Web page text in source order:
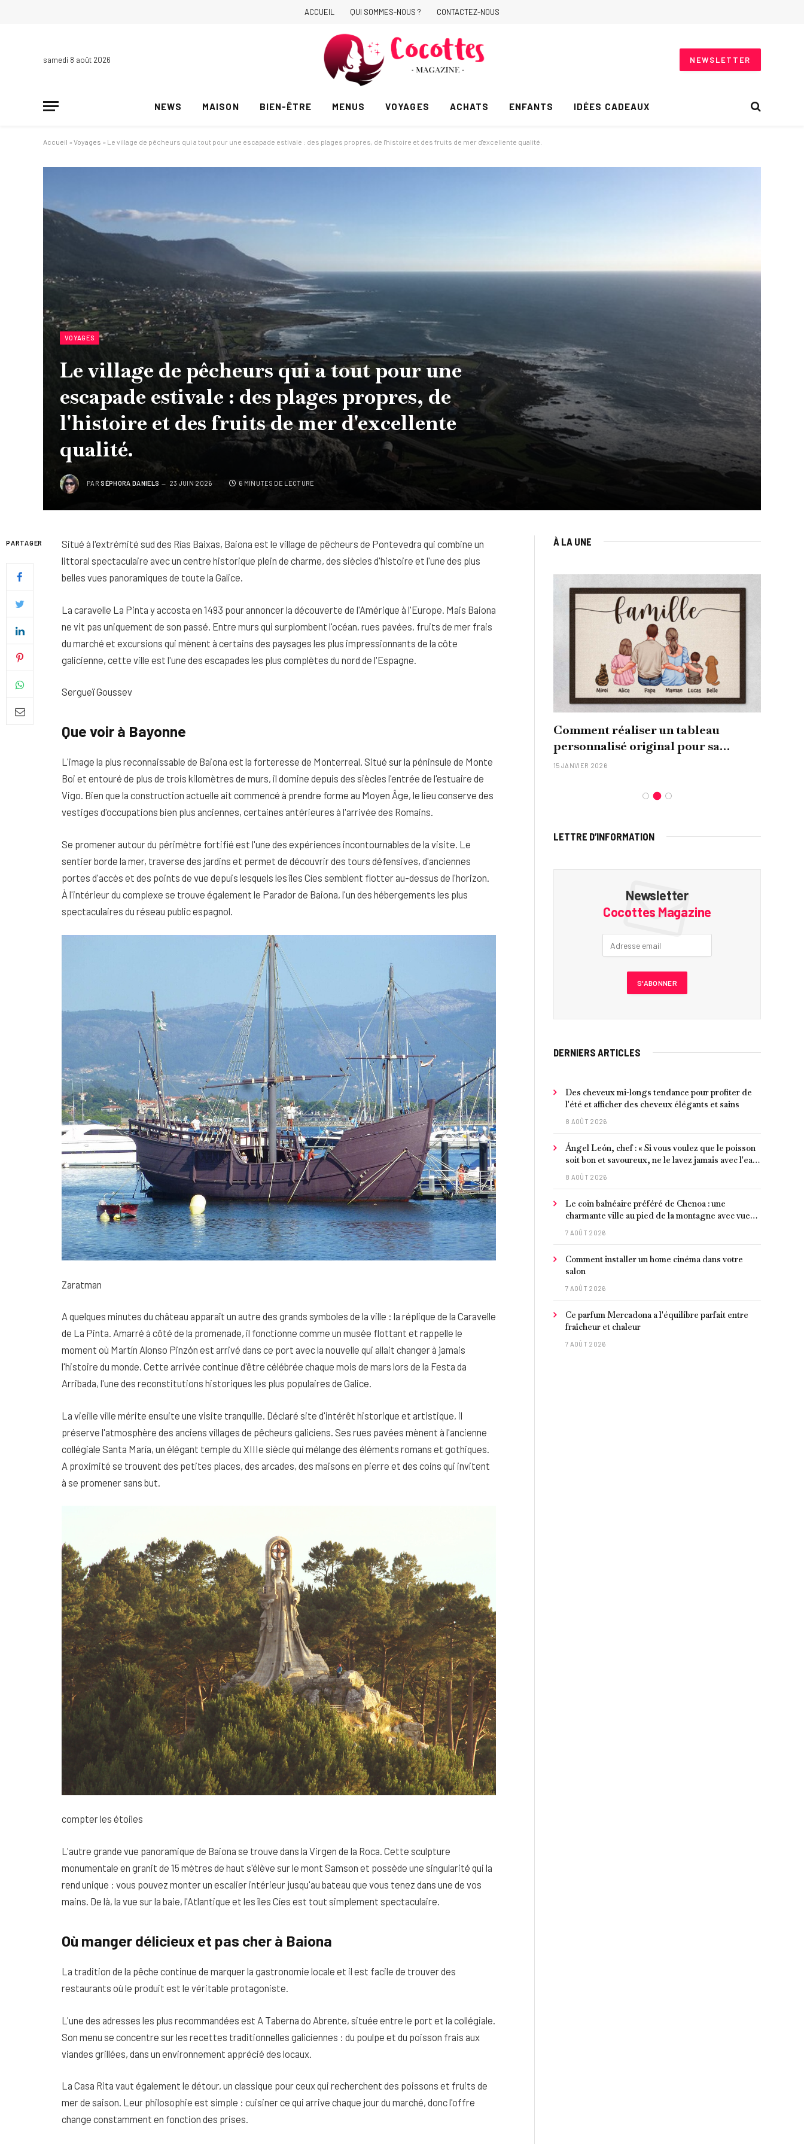
ACCUEIL QUI SOMMES-NOUS ? CONTACTEZ-NOUS
samedi 8 août 2026 NEWSLETTER
NEWS MAISON BIEN-ÊTRE MENUS VOYAGES ACHATS ENFANTS IDÉES CADEAUX
Accueil » Voyages » Le village de pêcheurs qui a tout pour une escapade estivale : des plages propres, de l'histoire et des fruits de mer d'excellente qualité.
VOYAGES
Le village de pêcheurs qui a tout pour une
escapade estivale : des plages propres, de
l'histoire et des fruits de mer d'excellente
qualité.
PAR SÉPHORA DANIELS 23 JUIN 2026 6 MINUTES DE LECTURE
PARTAGER
Situé à l'extrémité sud des Rías Baixas, Baiona est le village de pêcheurs de Pontevedra qui combine un
littoral spectaculaire avec un centre historique plein de charme, des siècles d'histoire et l'une des plus
belles vues panoramiques de toute la Galice.
La caravelle La Pinta y accosta en 1493 pour annoncer la découverte de l'Amérique à l'Europe. Mais Baiona
ne vit pas uniquement de son passé. Entre murs qui surplombent l'océan, rues pavées, fruits de mer frais
du marché et excursions qui mènent à certains des paysages les plus impressionnants de la côte
galicienne, cette ville est l'une des escapades les plus complètes du nord de l'Espagne.
Sergueï Goussev
Que voir à Bayonne
L'image la plus reconnaissable de Baiona est la forteresse de Monterreal. Situé sur la péninsule de Monte
Boi et entouré de plus de trois kilomètres de murs, il domine depuis des siècles l'entrée de l'estuaire de
Vigo. Bien que la construction actuelle ait commencé à prendre forme au Moyen Âge, le lieu conserve des
vestiges d'occupations bien plus anciennes, certaines antérieures à l'arrivée des Romains.
Se promener autour du périmètre fortifié est l'une des expériences incontournables de la visite. Le
sentier borde la mer, traverse des jardins et permet de découvrir des tours défensives, d'anciennes
portes d'accès et des points de vue depuis lesquels les îles Cíes semblent flotter au-dessus de l'horizon.
À l'intérieur du complexe se trouve également le Parador de Baiona, l'un des hébergements les plus
spectaculaires du réseau public espagnol.
Zaratman
A quelques minutes du château apparaît un autre des grands symboles de la ville : la réplique de la Caravelle
de La Pinta. Amarré à côté de la promenade, il fonctionne comme un musée flottant et rappelle le
moment où Martín Alonso Pinzón est arrivé dans ce port avec la nouvelle qui allait changer à jamais
l'histoire du monde. Cette arrivée continue d'être célébrée chaque mois de mars lors de la Festa da
Arribada, l'une des reconstitutions historiques les plus populaires de Galice.
La vieille ville mérite ensuite une visite tranquille. Déclaré site d'intérêt historique et artistique, il
préserve l'atmosphère des anciens villages de pêcheurs galiciens. Ses rues pavées mènent à l'ancienne
collégiale Santa María, un élégant temple du XIIIe siècle qui mélange des éléments romans et gothiques.
A proximité se trouvent des petites places, des arcades, des maisons en pierre et des coins qui invitent
à se promener sans but.
compter les étoiles
L'autre grande vue panoramique de Baiona se trouve dans la Virgen de la Roca. Cette sculpture
monumentale en granit de 15 mètres de haut s'élève sur le mont Samson et possède une singularité qui la
rend unique : vous pouvez monter un escalier intérieur jusqu'au bateau que vous tenez dans une de vos
mains. De là, la vue sur la baie, l'Atlantique et les îles Cíes est tout simplement spectaculaire.
Où manger délicieux et pas cher à Baiona
La tradition de la pêche continue de marquer la gastronomie locale et il est facile de trouver des
restaurants où le produit est le véritable protagoniste.
L'une des adresses les plus recommandées est A Taberna do Abrente, située entre le port et la collégiale.
Son menu se concentre sur les recettes traditionnelles galiciennes : du poulpe et du poisson frais aux
viandes grillées, dans un environnement apprécié des locaux.
La Casa Rita vaut également le détour, un classique pour ceux qui recherchent des poissons et fruits de
mer de saison. Leur philosophie est simple : cuisiner ce qui arrive chaque jour du marché, donc l'offre
change constamment en fonction des prises.
À LA UNE
Quel soin adopter pour une peau
26 NOVEMBRE 2025 4 JUIN 2026
Comment réaliser un tableau
personnalisé original pour sa
famille ?
15 JANVIER 2026
LETTRE D’INFORMATION
Newsletter
Cocottes Magazine
DERNIERS ARTICLES
Des cheveux mi-longs tendance pour profiter de
l'été et afficher des cheveux élégants et sains
8 AOÛT 2026
Ángel León, chef : « Si vous voulez que le poisson
soit bon et savoureux, ne le lavez jamais avec l'eau
du robinet »
8 AOÛT 2026
Le coin balnéaire préféré de Chenoa : une
charmante ville au pied de la montagne avec vue
sur la Méditerranée, bon poisson et criques
7 AOÛT 2026
Comment installer un home cinéma dans votre
salon
7 AOÛT 2026
Ce parfum Mercadona a l'équilibre parfait entre
fraîcheur et chaleur
7 AOÛT 2026